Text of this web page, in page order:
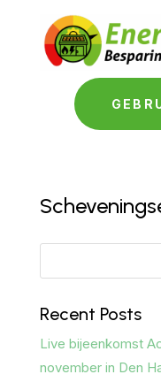
Recent Posts
Live bijeenkomst
november in Den